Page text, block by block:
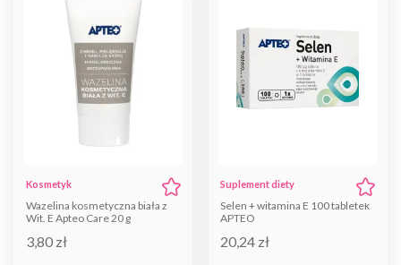
Kosmetyk
Wazelina kosmetyczna biała z
Wit. E Apteo Care 20 g
3,80 zł
Suplement diety
Selen + witamina E 100 tabletek
APTEO
20,24 zł